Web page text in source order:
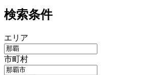
検索条件
エリア
市町村